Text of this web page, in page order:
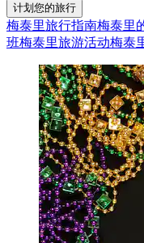
计划您的旅行
梅泰里旅行指南梅泰里
班梅泰里旅游活动梅泰